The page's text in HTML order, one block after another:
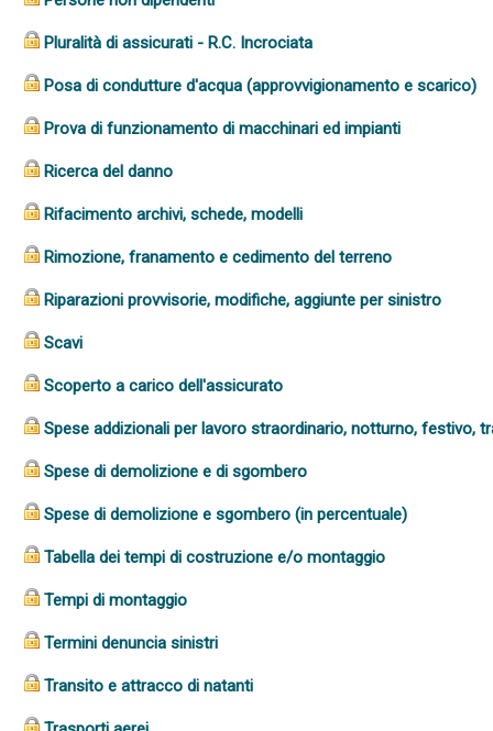
Pluralità di assicurati - R.C. Incrociata
Posa di condutture d'acqua (approvvigionamento e scarico)
Prova di funzionamento di macchinari ed impianti
Ricerca del danno
Rifacimento archivi, schede, modelli
Rimozione, franamento e cedimento del terreno
Riparazioni provvisorie, modifiche, aggiunte per sinistro
Scavi
Scoperto a carico dell'assicurato
Spese addizionali per lavoro straordinario, notturno, festivo,
Spese di demolizione e di sgombero
Spese di demolizione e sgombero (in percentuale)
Tabella dei tempi di costruzione e/o montaggio
Tempi di montaggio
Termini denuncia sinistri
Transito e attracco di natanti